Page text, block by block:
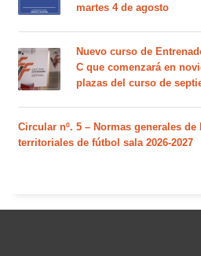
martes 4 de agosto
Nuevo curso de
C que comenzará en
plazas del curso de
Circular nº. 5 – Normas generales
territoriales de fútbol sala 2026-2027